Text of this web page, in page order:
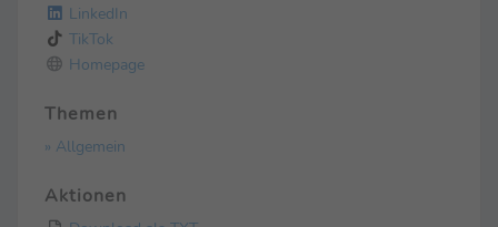
LinkedIn
TikTok
Homepage
Themen
» Allgemein
Aktionen